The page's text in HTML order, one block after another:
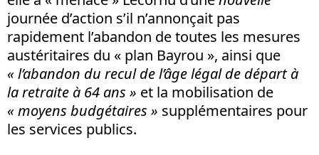
journée d’action s’il n’annonçait pas
rapidement l’abandon de toutes les mesures
austéritaires du « plan Bayrou », ainsi que
« l’abandon du recul de l’âge légal de départ à
la retraite à 64 ans » et la mobilisation de
« moyens budgétaires » supplémentaires pour
les services publics.